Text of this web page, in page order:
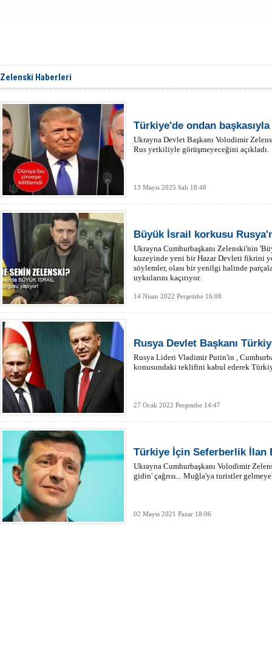
Zelenski Haberleri
Türkiye'de ondan
Ukrayna Devlet Başkanı Volodimir
Rus yetkiliyle görüşmeyeceğini açıkladı.
13 Mayıs 2025 Salı 18:48
Büyük İsrail korkusu
Ukrayna Cumhurbaşkanı Zelenski'nin
kuzeyinde yeni bir Hazar Devleti fikrini
söylemler, olası bir yenilgi halinde
uykularını kaçırıyor.
14 Nisan 2022 Perşembe 16:08
Rusya Devlet Başkanı
Rusya Lideri Vladimir Putin'in ,
konusundaki teklifini kabul ederek
27 Ocak 2022 Perşembe 14:47
Türkiye İçin Seferberlik İlan
Ukrayna Cumhurbaşkanı Volodimir
gidin' çağrısı... Muğla'ya turistler
02 Mayıs 2021 Pazar 18:06